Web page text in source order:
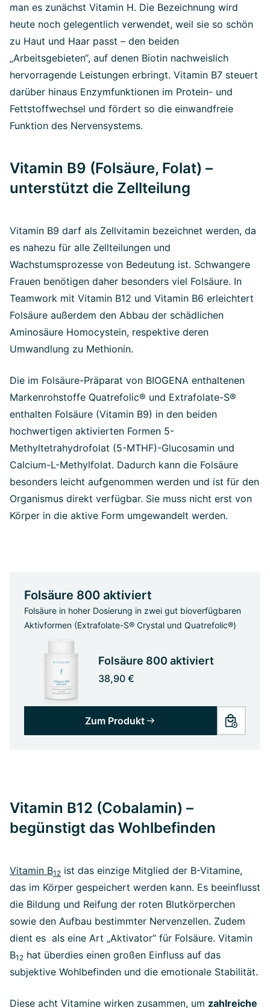
man es zunächst Vitamin H. Die Bezeichnung wird
heute noch gelegentlich verwendet, weil sie so schön
zu Haut und Haar passt – den beiden
„Arbeitsgebieten“, auf denen Biotin nachweislich
hervorragende Leistungen erbringt. Vitamin B7 steuert
darüber hinaus Enzymfunktionen im Protein- und
Fettstoffwechsel und fördert so die einwandfreie
Funktion des Nervensystems.
Vitamin B9 (Folsäure, Folat) –
unterstützt die Zellteilung
Vitamin B9 darf als Zellvitamin bezeichnet werden, da
es nahezu für alle Zellteilungen und
Wachstumsprozesse von Bedeutung ist. Schwangere
Frauen benötigen daher besonders viel Folsäure. In
Teamwork mit Vitamin B12 und Vitamin B6 erleichtert
Folsäure außerdem den Abbau der schädlichen
Aminosäure Homocystein, respektive deren
Umwandlung zu Methionin.
Die im Folsäure-Präparat von BIOGENA enthaltenen
Markenrohstoffe Quatrefolic® und Extrafolate-S®
enthalten Folsäure (Vitamin B9) in den beiden
hochwertigen aktivierten Formen 5-
Methyltetrahydrofolat (5-MTHF)-Glucosamin und
Calcium-L-Methylfolat. Dadurch kann die Folsäure
besonders leicht aufgenommen werden und ist für den
Organismus direkt verfügbar. Sie muss nicht erst von
Körper in die aktive Form umgewandelt werden.
Folsäure 800 aktiviert
Folsäure in hoher Dosierung in zwei gut bioverfügbaren
Aktivformen (Extrafolate-S® Crystal und Quatrefolic®)
Folsäure 800 aktiviert
38,90 €
Zum Produkt
Vitamin B12 (Cobalamin) –
begünstigt das Wohlbefinden
Vitamin B12 ist das einzige Mitglied der B-Vitamine,
das im Körper gespeichert werden kann. Es beeinflusst
die Bildung und Reifung der roten Blutkörperchen
sowie den Aufbau bestimmter Nervenzellen. Zudem
dient es als eine Art „Aktivator“ für Folsäure. Vitamin
B12 hat überdies einen großen Einfluss auf das
subjektive Wohlbefinden und die emotionale Stabilität.
Diese acht Vitamine wirken zusammen, um zahlreiche